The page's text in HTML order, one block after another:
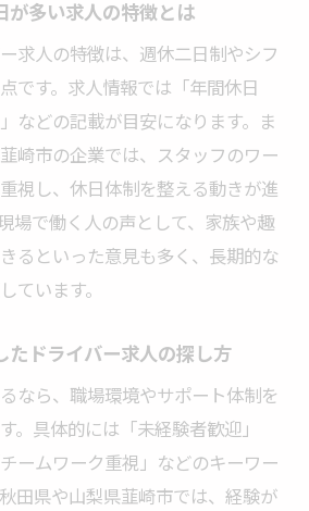
が多い求人の特徴とは
求人の特徴は、週休二日制やシフ
です。求人情報では「年間休日
などの記載が目安になります。ま
崎市の企業では、スタッフのワー
視し、休日体制を整える動きが進
場で働く人の声として、家族や趣
るといった意見も多く、長期的な
ています。
たドライバー求人の探し方
なら、職場環境やサポート体制を
。具体的には「未経験者歓迎」
ームワーク重視」などのキーワー
田県や山梨県韮崎市では、経験が